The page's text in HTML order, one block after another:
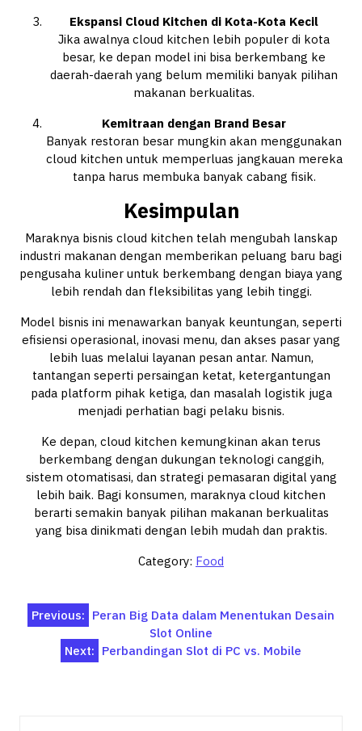
Ekspansi Cloud Kitchen di Kota-Kota Kecil
Jika awalnya cloud kitchen lebih populer di kota
besar, ke depan model ini bisa berkembang ke
daerah-daerah yang belum memiliki banyak pilihan
makanan berkualitas.
Kemitraan dengan Brand Besar
Banyak restoran besar mungkin akan menggunakan
cloud kitchen untuk memperluas jangkauan mereka
tanpa harus membuka banyak cabang fisik.
Kesimpulan
Maraknya bisnis cloud kitchen telah mengubah lanskap
industri makanan dengan memberikan peluang baru bagi
pengusaha kuliner untuk berkembang dengan biaya yang
lebih rendah dan fleksibilitas yang lebih tinggi.
Model bisnis ini menawarkan banyak keuntungan, seperti
efisiensi operasional, inovasi menu, dan akses pasar yang
lebih luas melalui layanan pesan antar. Namun,
tantangan seperti persaingan ketat, ketergantungan
pada platform pihak ketiga, dan masalah logistik juga
menjadi perhatian bagi pelaku bisnis.
Ke depan, cloud kitchen kemungkinan akan terus
berkembang dengan dukungan teknologi canggih,
sistem otomatisasi, dan strategi pemasaran digital yang
lebih baik. Bagi konsumen, maraknya cloud kitchen
berarti semakin banyak pilihan makanan berkualitas
yang bisa dinikmati dengan lebih mudah dan praktis.
Category: Food
Post
navigation
Previous: Peran Big Data dalam Menentukan Desain
Slot Online
Next: Perbandingan Slot di PC vs. Mobile